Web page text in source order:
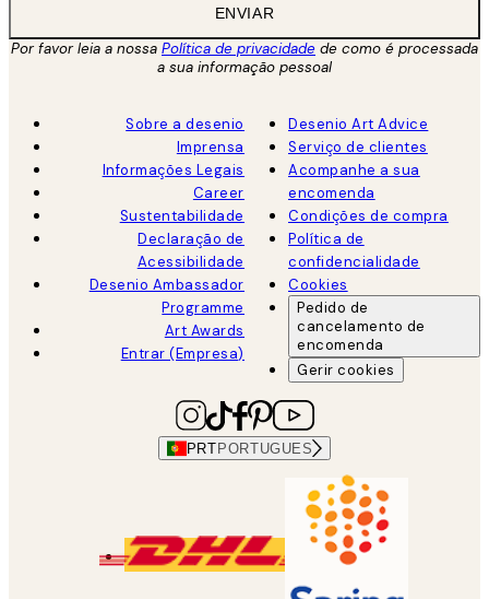
ENVIAR
Por favor leia a nossa Política de privacidade de como é processada
a sua informação pessoal
Sobre a desenio
Imprensa
Informações Legais
Career
Sustentabilidade
Declaração de
Acessibilidade
Desenio Ambassador
Programme
Art Awards
Entrar (Empresa)
Desenio Art Advice
Serviço de clientes
Acompanhe a sua
encomenda
Condições de compra
Política de
confidencialidade
Cookies
Pedido de
cancelamento de
encomenda
Gerir cookies
PRT PORTUGUES